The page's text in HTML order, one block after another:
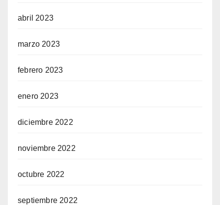
abril 2023
marzo 2023
febrero 2023
enero 2023
diciembre 2022
noviembre 2022
octubre 2022
septiembre 2022